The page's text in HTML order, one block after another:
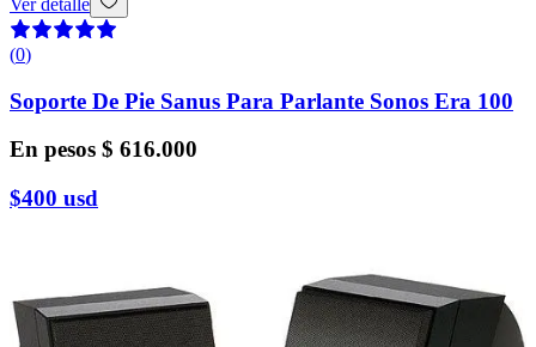
(0)
Soporte De Pie Sanus Para Parlante Sonos Era 100
En pesos $ 616.000
$400 usd